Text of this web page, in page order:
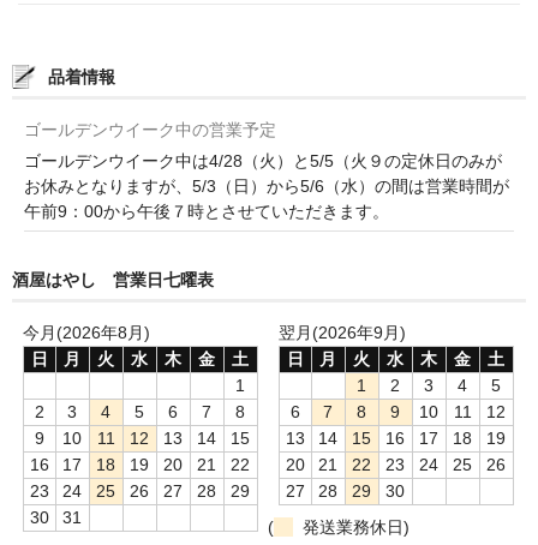
品着情報
ゴールデンウイーク中の営業予定
ゴールデンウイーク中は4/28（火）と5/5（火９の定休日のみが
お休みとなりますが、5/3（日）から5/6（水）の間は営業時間が
午前9：00から午後７時とさせていただきます。
酒屋はやし 営業日七曜表
今月(2026年8月)
日
月 火 水 木 金
土
1
2
3 4 5 6 7
8
9
10 11 12 13 14
15
16
17 18 19 20 21
22
23
24 25 26 27 28
29
30
31
翌月(2026年9月)
日
月 火 水 木 金
土
1
2 3 4
5
6
7 8 9 10 11
12
13
14 15 16 17 18
19
20
21 22 23 24 25
26
27
28 29
30
(
発送業務休日)